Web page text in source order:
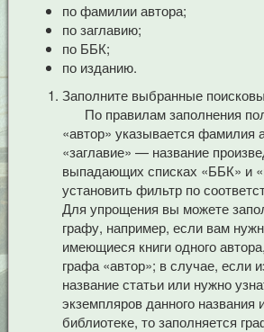
по фамилии автора;
по заглавию;
по ББК;
по изданию.
Заполните выбранные
По правилам заполнения
«автор» указывается фамилия
«заглавие» — название
выпадающих списках «ББК» и
установить фильтр по
Для упрощения вы можете
графу, например, если вам
имеющиеся книги одного
графа «автор»; в случае, если
название статьи или нужно
экземпляров данного названия
библиотеке, то заполняется